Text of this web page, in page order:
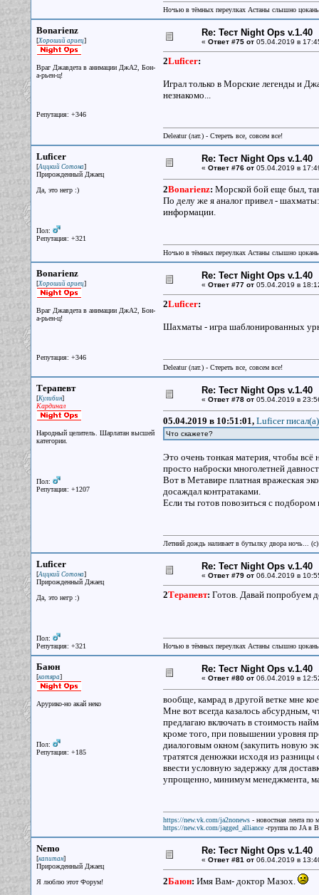
Ночью в тёмных переулках Астаны слышно
Bonarienz
[Хороший ариец]
Враг Джавдета в анимации ДжА2, Бон-
а-рьен-ц!
Репутация: +346
Re: Тест Night Ops v.1.40
« Ответ #75 от05.04.2019 в
2Luficer:
Играл только в Морские легенды и
незнакомо...
Deleatur (лат.) - Стереть все, совсем все!
Luficer
[Аццкий Сотона]
Прирожденный Джаец
Да, это негр :)
Пол:
Репутация: +321
Re: Тест Night Ops v.1.40
« Ответ #76 от05.04.2019 в
2Bonarienz: Морской бой еще был,
По делу же я аналог привел -
информации.
Ночью в тёмных переулках Астаны слышно
Bonarienz
[Хороший ариец]
Враг Джавдета в анимации ДжА2, Бон-
а-рьен-ц!
Репутация: +346
Re: Тест Night Ops v.1.40
« Ответ #77 от05.04.2019 в
2Luficer:
Шахматы - игра шаблонированных
Deleatur (лат.) - Стереть все, совсем все!
Терапевт
[Кулибин]
Кардинал
Народный целитель. Шарлатан высшей
категории.
Пол:
Репутация: +1207
Re: Тест Night Ops v.1.40
« Ответ #78 от05.04.2019 в
05.04.2019 в 10:51:01, Luficer писал(a)
Что скажете?
Это очень тонкая материя, чтобы всё
просто наброски многолетней
Вот в Метавире платная вражеская
досаждал контратаками.
Если ты готов повозиться с
Летний дождь наливает в бутылку двора ночь...
Luficer
[Аццкий Сотона]
Прирожденный Джаец
Да, это негр :)
Пол:
Репутация: +321
Re: Тест Night Ops v.1.40
« Ответ #79 от06.04.2019 в
2Терапевт: Готов. Давай попробуем
Ночью в тёмных переулках Астаны слышно
Баюн
[котяра]
Арурико-но акай неко
Пол:
Репутация: +185
Re: Тест Night Ops v.1.40
« Ответ #80 от06.04.2019 в
вообще, камрад в другой ветке мне
Мне вот всегда казалось абсурдным,
предлагаю включать в стоимость
кроме того, при повышении уровня
диалоговым окном (закупить новую
тратятся денюжки исходя из
ввести условную задержку для
упрощенно, минимум менеджмента,
https://new.vk.com/ja2nonews- новостная лента по
https://new.vk.com/jagged_alliance-группа по JA в
Nemo
[капитан]
Прирожденный Джаец
Я люблю этот Форум!
Re: Тест Night Ops v.1.40
« Ответ #81 от06.04.2019 в
2Баюн: Имя Вам- доктор Мазох.